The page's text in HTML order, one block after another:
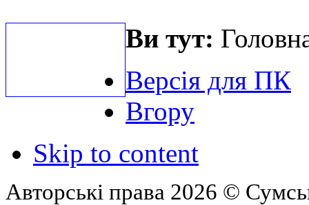
Ви тут:
Версія для ПК
Вгору
Skip to content
Авторські права 2026 ©